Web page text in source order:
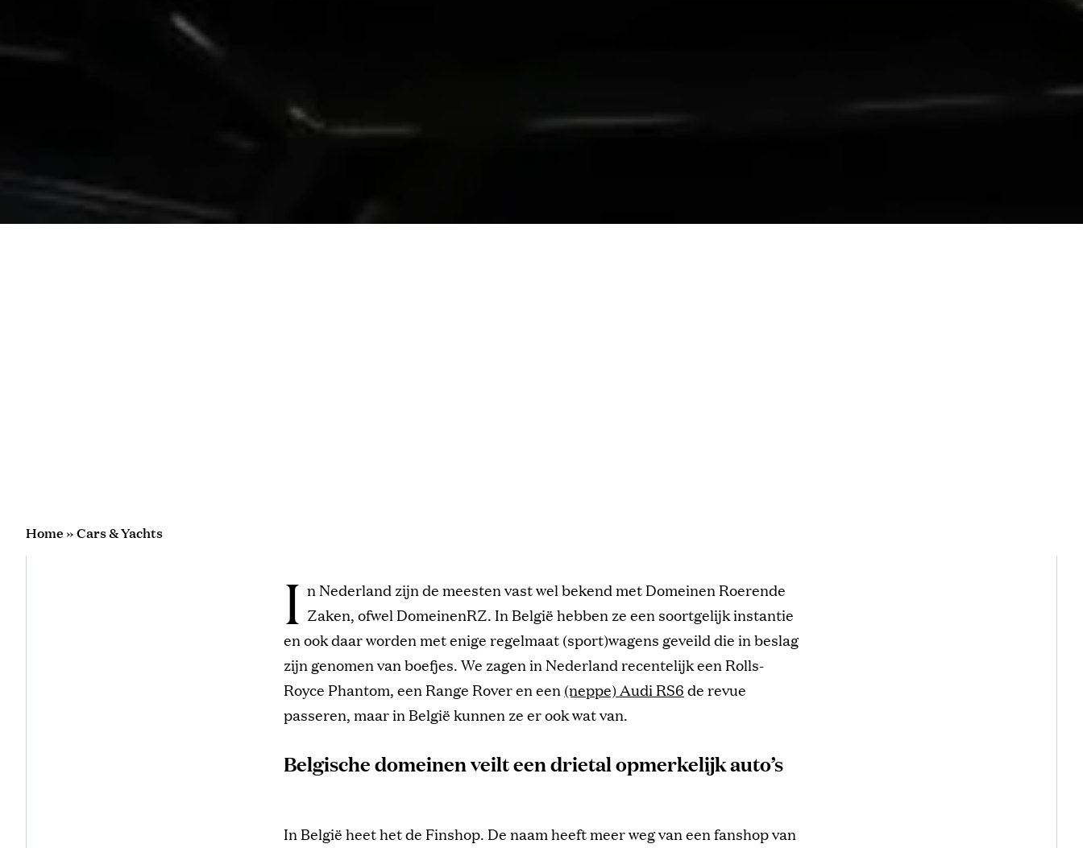
Home»Cars & Yachts
I n Nederland zijn de meesten vast wel bekend met Domeinen Roerende
Zaken, ofwel DomeinenRZ. In België hebben ze een soortgelijk instantie
en ook daar worden met enige regelmaat (sport)wagens geveild die in beslag
zijn genomen van boefjes. We zagen in Nederland recentelijk een Rolls-
Royce Phantom, een Range Rover en een (neppe) Audi RS6de revue
passeren, maar in België kunnen ze er ook wat van.
Belgische domeinen veilt een drietal opmerkelijk auto’s
In België heet het de Finshop. De naam heeft meer weg van een fanshop van